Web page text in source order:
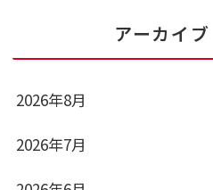
アーカイブ
2026年8月
2026年7月